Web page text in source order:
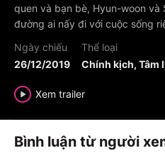
quen và bạn bè, Hyun-woon và
đường ai nấy đi với cuộc sống
Ngày chiếu
26/12/2019
Thể loại
Chính kịch, Tâm
Xem trailer
Bình luận từ người